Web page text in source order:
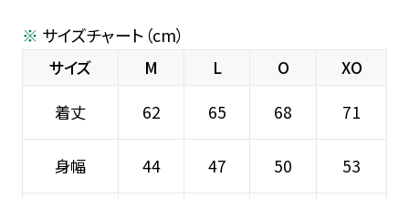
サイズチャート（cm）
サイズ M L O
XO
着丈
62 65 68 71
身幅 44 47 50 53